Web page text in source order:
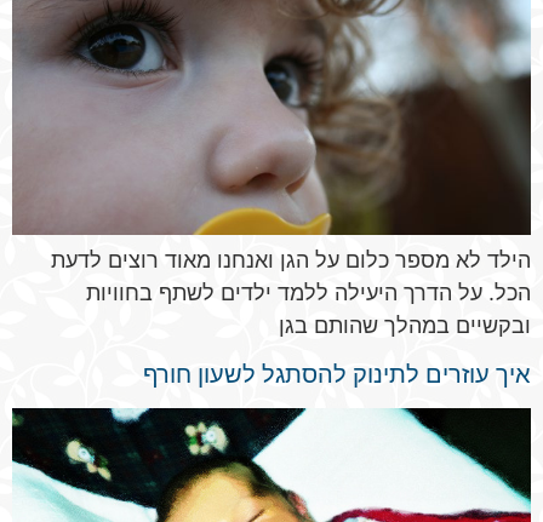
הילד לא מספר כלום על הגן ואנחנו מאוד רוצים לדעת
הכל. על הדרך היעילה ללמד ילדים לשתף בחוויות
ובקשיים במהלך שהותם בגן
איך עוזרים לתינוק להסתגל לשעון חורף